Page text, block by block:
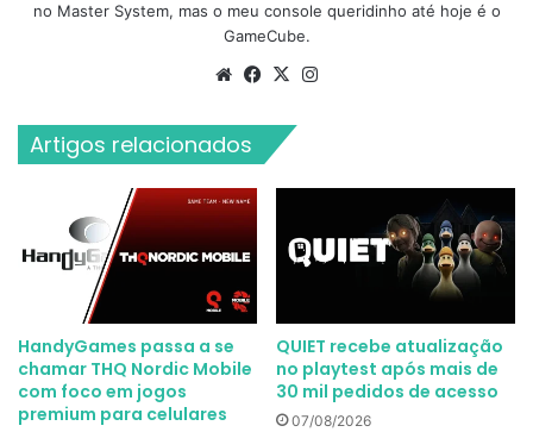
no Master System, mas o meu console queridinho até hoje é o
GameCube.
WebsiteFacebook
X
Artigos relacionados
HandyGames passa a se
chamar THQ Nordic Mobile
com foco em jogos
premium para celulares
QUIET recebe atualização
no playtest após mais de
30 mil pedidos de acesso
07/08/2026